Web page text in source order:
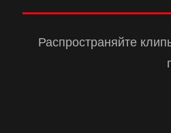
Распространяйте